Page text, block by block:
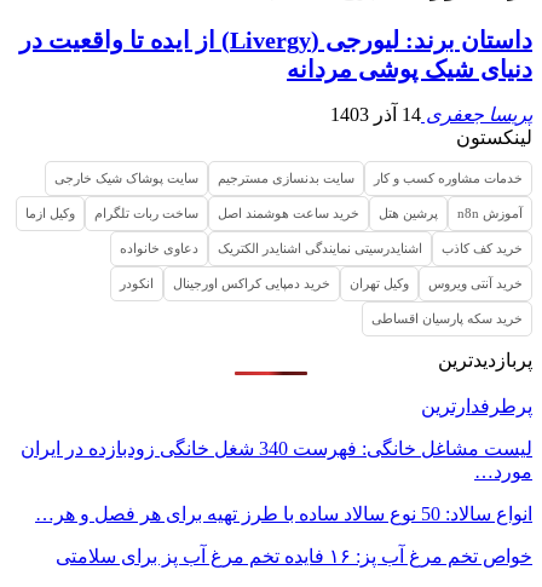
داستان برند: لیورجی (Livergy) از ایده تا واقعیت در
دنیای شیک پوشی مردانه
پریسا جعفری 14 آذر 1403
لینکستون
خدمات مشاوره کسب و کار سایت بدنسازی مسترجیم سایت پوشاک شیک خارجی
آموزش n8n پرشین هتل خرید ساعت هوشمند اصل ساخت ربات تلگرام وکیل ازما
خرید کف کاذب اشنایدرسیتی نمایندگی اشنایدر الکتریک دعاوی خانواده
خرید آنتی ویروس وکیل تهران خرید دمپایی کراکس اورجینال انکودر
خرید سکه پارسیان اقساطی
پربازدیدترین
پرطرفدارترین
لیست مشاغل خانگی: فهرست 340 شغل خانگی زودبازده در ایران
مورد…
انواع سالاد: 50 نوع سالاد ساده با طرز تهیه برای هر فصل و هر…
خواص تخم مرغ آب پز: ۱۶ فایده تخم مرغ آب پز برای سلامتی